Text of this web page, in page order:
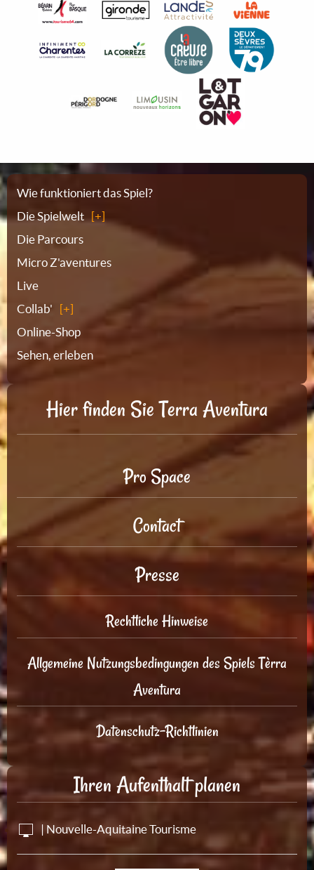
Sitemap
Wie funktioniert das Spiel?
Die Spielwelt
Die Parcours
Micro Z'aventures
Live
Collab'
Online-Shop
Sehen, erleben
Hier finden Sie Terra Aventura
Pro Space
Contact
Presse
Rechtliche Hinweise
Allgemeine Nutzungsbedingungen des Spiels Tèrra
Aventura
Datenschutz-Richtlinien
Ihren Aufenthalt planen
| Nouvelle-Aquitaine Tourisme